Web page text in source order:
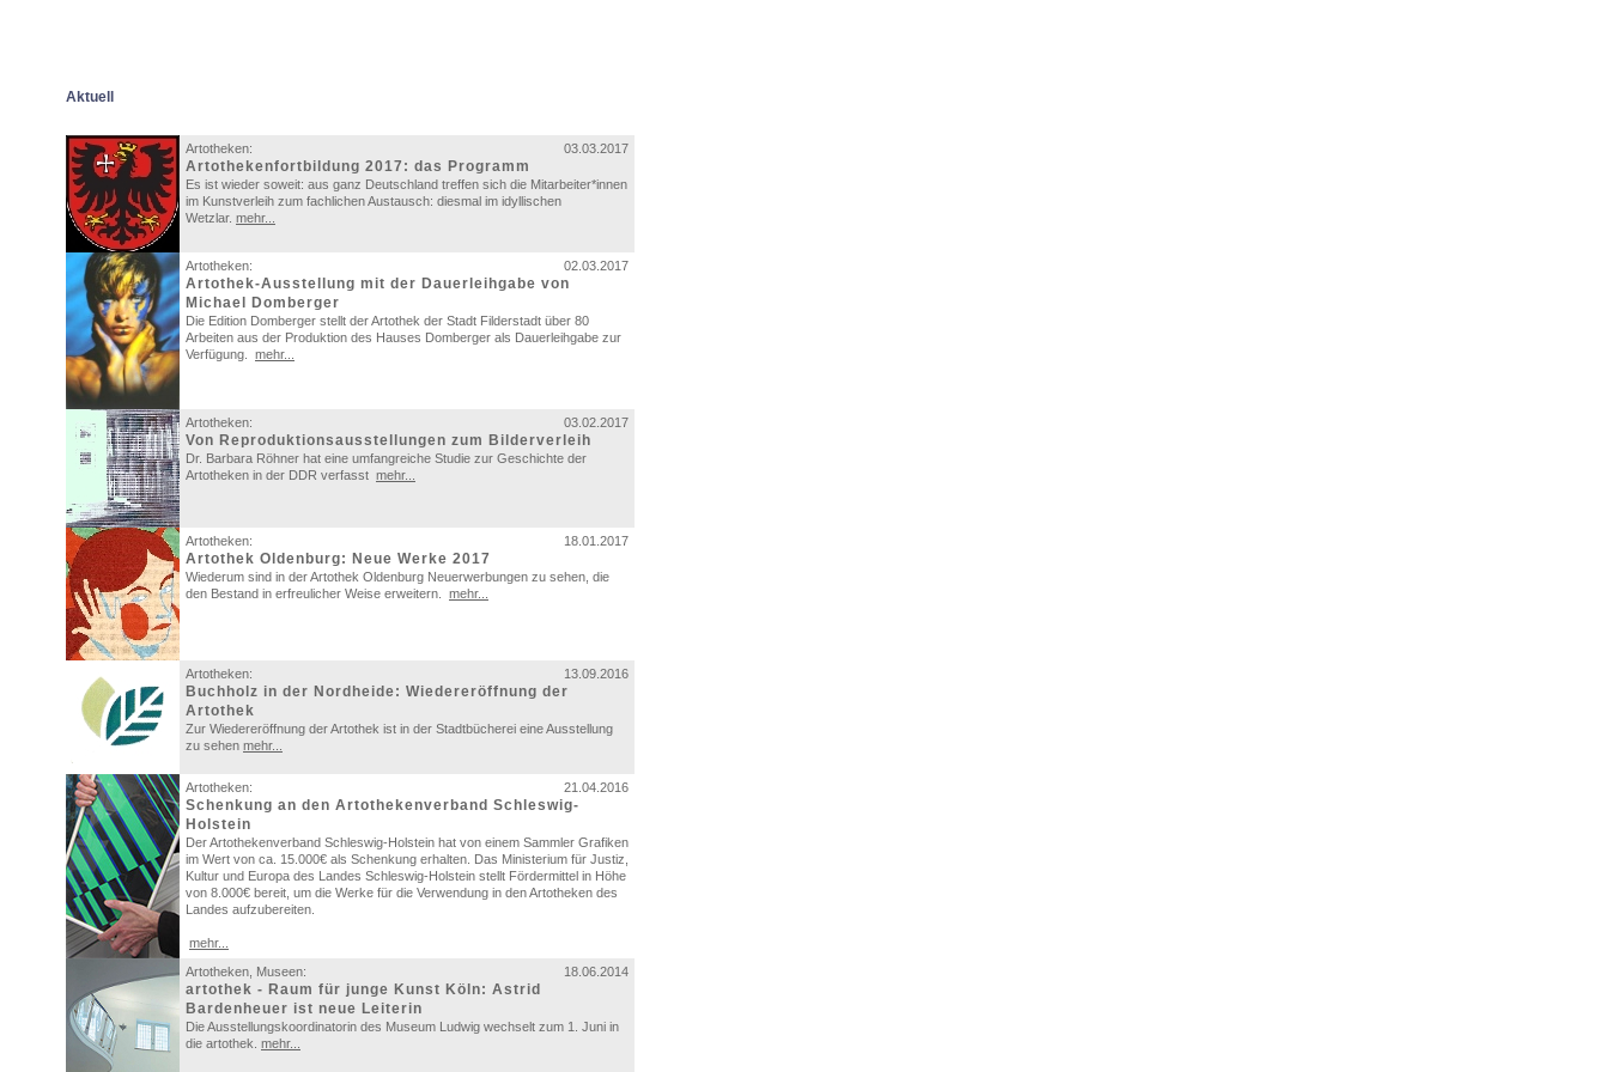
Aktuell
Artotheken: 03.03.2017
Artothekenfortbildung 2017: das Programm
Es ist wieder soweit: aus ganz Deutschland treffen sich die Mitarbeiter*innen
im Kunstverleih zum fachlichen Austausch: diesmal im idyllischen
Wetzlar. mehr...
Artotheken: 02.03.2017
Artothek-Ausstellung mit der Dauerleihgabe von
Michael Domberger
Die Edition Domberger stellt der Artothek der Stadt Filderstadt über 80
Arbeiten aus der Produktion des Hauses Domberger als Dauerleihgabe zur
Verfügung. mehr...
Artotheken: 03.02.2017
Von Reproduktionsausstellungen zum Bilderverleih
Dr. Barbara Röhner hat eine umfangreiche Studie zur Geschichte der
Artotheken in der DDR verfasst mehr...
Artotheken: 18.01.2017
Artothek Oldenburg: Neue Werke 2017
Wiederum sind in der Artothek Oldenburg Neuerwerbungen zu sehen, die
den Bestand in erfreulicher Weise erweitern. mehr...
Artotheken: 13.09.2016
Buchholz in der Nordheide: Wiedereröffnung der
Artothek
Zur Wiedereröffnung der Artothek ist in der Stadtbücherei eine Ausstellung
zu sehen mehr...
Artotheken: 21.04.2016
Schenkung an den Artothekenverband Schleswig-
Holstein
Der Artothekenverband Schleswig-Holstein hat von einem Sammler Grafiken
im Wert von ca. 15.000€ als Schenkung erhalten. Das Ministerium für Justiz,
Kultur und Europa des Landes Schleswig-Holstein stellt Fördermittel in Höhe
von 8.000€ bereit, um die Werke für die Verwendung in den Artotheken des
Landes aufzubereiten.
mehr...
Artotheken, Museen:
18.06.2014
artothek - Raum für junge Kunst Köln: Astrid
Bardenheuer ist neue Leiterin
Die Ausstellungskoordinatorin des Museum Ludwig wechselt zum 1. Juni in
die artothek. mehr...